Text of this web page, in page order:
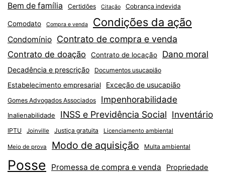
Bem de família Certidões Citação Cobrança indevida
Comodato Compra e venda Condições da ação
Condomínio Contrato de compra e venda
Contrato de doação Contrato de locação Dano moral
Decadência e prescrição Documentos usucapião
Estabelecimento empresarial Exceção de usucapião
Gomes Advogados Associados Impenhorabilidade
Inalienabilidade INSS e Previdência Social Inventário
IPTU Joinville Justiça gratuita Licenciamento ambiental
Meio de prova Modo de aquisição Multa ambiental
Posse Promessa de compra e venda Propriedade